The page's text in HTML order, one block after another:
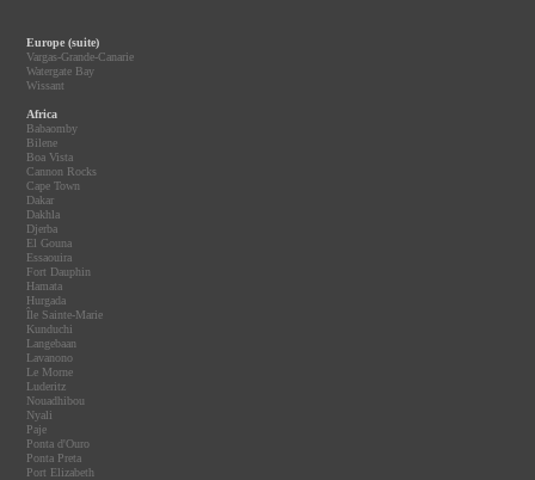
Europe (suite)
Vargas-Grande-Canarie
Watergate Bay
Wissant
Africa
Babaomby
Bilene
Boa Vista
Cannon Rocks
Cape Town
Dakar
Dakhla
Djerba
El Gouna
Essaouira
Fort Dauphin
Hamata
Hurgada
Île Sainte-Marie
Kunduchi
Langebaan
Lavanono
Le Morne
Luderitz
Nouadhibou
Nyali
Paje
Ponta d'Ouro
Ponta Preta
Port Elizabeth